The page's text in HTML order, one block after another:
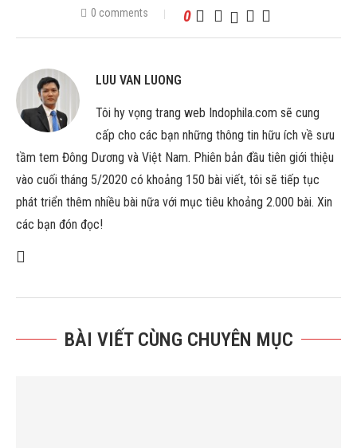
0 comments 0
LUU VAN LUONG
Tôi hy vọng trang web Indophila.com sẽ cung
cấp cho các bạn những thông tin hữu ích về sưu
tầm tem Đông Dương và Việt Nam. Phiên bản đầu tiên giới thiệu
vào cuối tháng 5/2020 có khoảng 150 bài viết, tôi sẽ tiếp tục
phát triển thêm nhiều bài nữa với mục tiêu khoảng 2.000 bài. Xin
các bạn đón đọc!
BÀI VIẾT CÙNG CHUYÊN MỤC